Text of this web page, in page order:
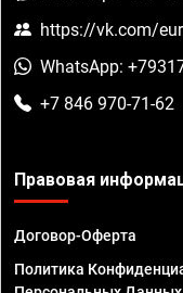
https://vk.com/
WhatsApp:
+7 846 970-71-62
Правовая
Договор-Оферта
Политика